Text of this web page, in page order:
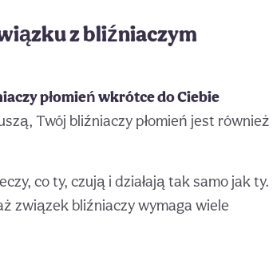
z bliźniaczym
płomień wkrótce do Ciebie
Twój bliźniaczy płomień jest również
co ty, czują i działają tak samo jak ty.
związek bliźniaczy wymaga wiele